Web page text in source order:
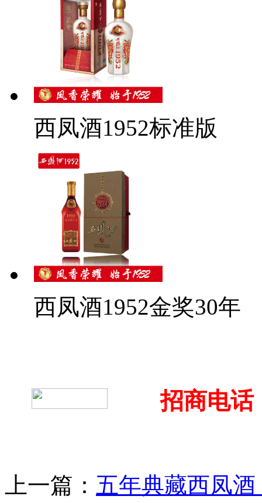
西凤酒1952标准版
西凤酒1952金奖30年
招商电话
上一篇： 五年典藏西凤